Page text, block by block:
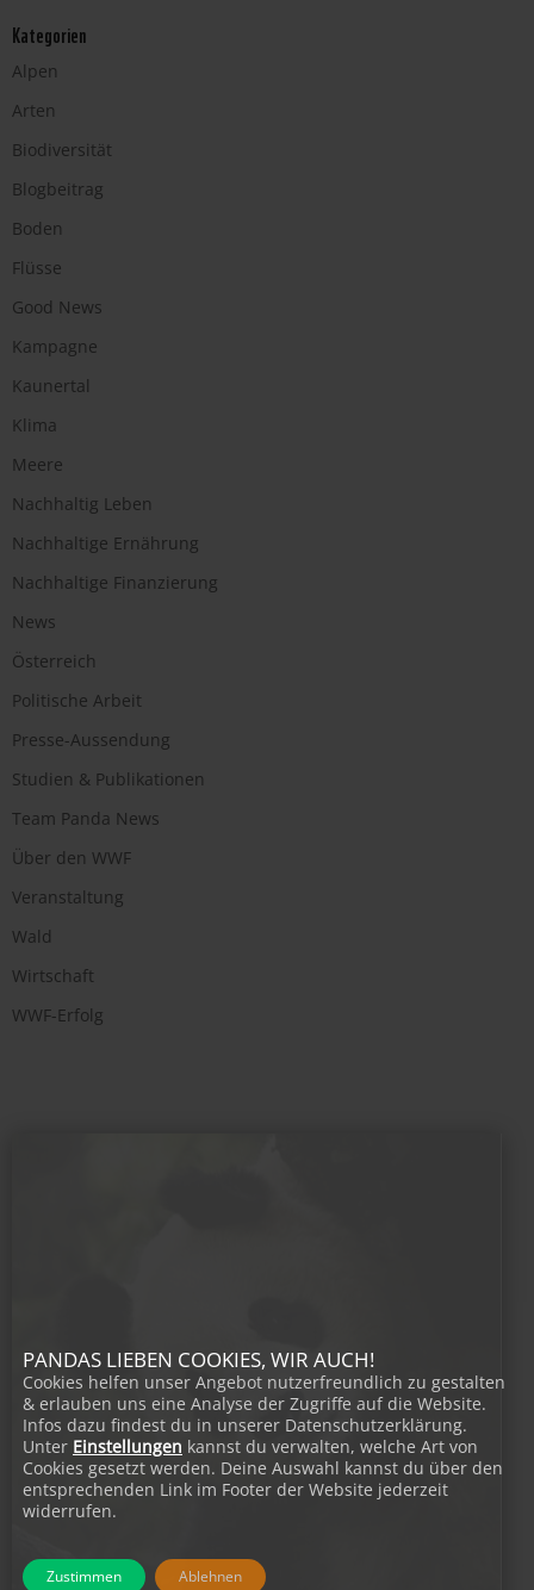
Kategorien
Alpen
Arten
Biodiversität
Blogbeitrag
Boden
Flüsse
Good News
Kampagne
Kaunertal
Klima
Meere
Nachhaltig Leben
Nachhaltige Ernährung
Nachhaltige Finanzierung
News
Österreich
Politische Arbeit
Presse-Aussendung
Studien & Publikationen
Team Panda News
Über den WWF
Veranstaltung
Wald
Wirtschaft
WWF-Erfolg
PANDAS LIEBEN COOKIES, WIR AUCH!
Cookies helfen unser Angebot nutzerfreundlich zu gestalten
& erlauben uns eine Analyse der Zugriffe auf die Website.
Infos dazu findest du in unserer Datenschutzerklärung.
Unter Einstellungen kannst du verwalten, welche Art von
Cookies gesetzt werden. Deine Auswahl kannst du über den
entsprechenden Link im Footer der Website jederzeit
widerrufen.
Zustimmen Ablehnen